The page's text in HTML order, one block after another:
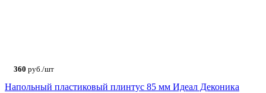
360 руб./шт
Напольный пластиковый плинтус 85 мм Идеал Деконика